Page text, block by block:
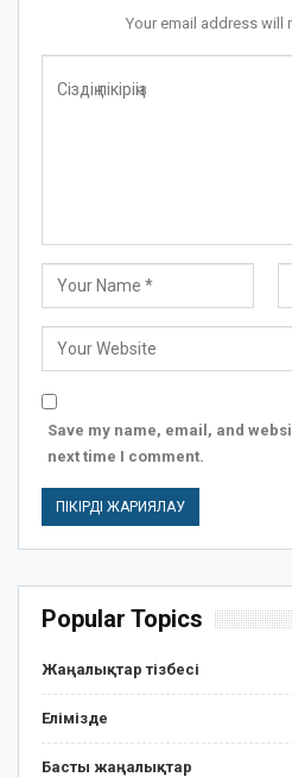
Your email address will
Save my name, email, and
next time I comment.
Popular Topics
Жаңалықтар тізбесі
Елімізде
Басты жаңалықтар